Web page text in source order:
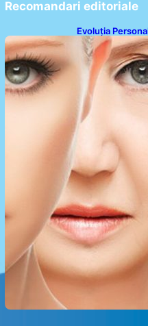
Recomandari editoriale
Evoluția
Oferă Studiile